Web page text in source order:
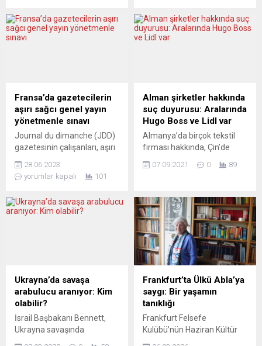
aşı pasaportu istenecek.
İskoçya parlamentosu, gece
geçerli olacak aşı pasaportu
uygulamasını onayladı.
Uygulama, ayakta 4 binden
fazla seyircinin katıldığı...
göçmeni kurtardı. İtalya
Sahil Güvenlik
kıyılarındaki kayalıklarına
ulaşan ve burada mahsur
kalan 125 göçmenin tespit
edildiği belirtildi. Düzensiz
göçmenleri taşıyan
teknelerden birinin battığı da
ifade edildi. İtalya...
Fransa’da gazetecilerin
aşırı sağcı genel yayın
yönetmenle sınavı
Journal du dimanche (JDD)
gazetesinin çalışanları, aşırı
yeni genel yayın yönetmeni
olarak atanması üzerine
greve gitti. Bu atanma,
Vincent Bolloré’ye ait
alınmasının ardından
gerçekleşti. Bolloré, sağ ve
aşırı sağ polemiklerin
medya...
28.06.2023
yorumlar kapalı
101
Alman şirketler hakkında
suç duyurusu: Aralarında
Hugo Boss ve Lidl var
Almanya’da birçok tekstil
firması hakkında, Çin’de
çalıştırılmasından kazanç
Aralarında Hugo Boss ve
Lidl’ın da bulunduğu
şirketlerin Sincan Uygur
Özerk Bölgesi’nde
Uygurların zorla
çalıştırılmasından doğrudan
ya da dolaylı kazanç
sağladığı ve bu nedenle
insanlığa karşı suça bulaştığı
ileri sürüldü. ECCHR Federal
Başsavcılık’a sunduğu dava
dilekçesinde Uluslararası...
07.09.2021 0 89
Ukrayna’da savaşa
arabulucu aranıyor: Kim
olabilir?
İsrail Başbakanı Bennett,
Ukrayna savaşında
Frankfurt’ta Ülkü Abla’ya
saygı: Bir yaşamın
tanıklığı
Frankfurt Felsefe
Kulübü’nün Haziran Kültür